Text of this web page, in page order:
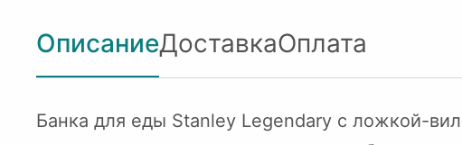
ОписаниеДоставкаОплата
Банка для еды Stanley Legendary с ложкой-